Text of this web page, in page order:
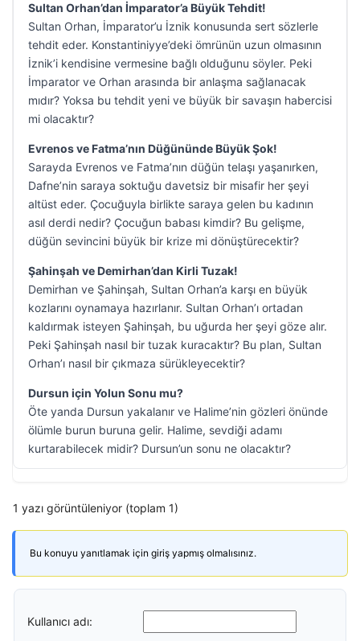
Sultan Orhan’dan İmparator’a Büyük Tehdit!
Sultan Orhan, İmparator’u İznik konusunda sert sözlerle
tehdit eder. Konstantiniyye’deki ömrünün uzun olmasının
İznik’i kendisine vermesine bağlı olduğunu söyler. Peki
İmparator ve Orhan arasında bir anlaşma sağlanacak
mıdır? Yoksa bu tehdit yeni ve büyük bir savaşın habercisi
mi olacaktır?
Evrenos ve Fatma’nın Düğününde Büyük Şok!
Sarayda Evrenos ve Fatma’nın düğün telaşı yaşanırken,
Dafne’nin saraya soktuğu davetsiz bir misafir her şeyi
altüst eder. Çocuğuyla birlikte saraya gelen bu kadının
asıl derdi nedir? Çocuğun babası kimdir? Bu gelişme,
düğün sevincini büyük bir krize mi dönüştürecektir?
Şahinşah ve Demirhan’dan Kirli Tuzak!
Demirhan ve Şahinşah, Sultan Orhan’a karşı en büyük
kozlarını oynamaya hazırlanır. Sultan Orhan’ı ortadan
kaldırmak isteyen Şahinşah, bu uğurda her şeyi göze alır.
Peki Şahinşah nasıl bir tuzak kuracaktır? Bu plan, Sultan
Orhan’ı nasıl bir çıkmaza sürükleyecektir?
Dursun için Yolun Sonu mu?
Öte yanda Dursun yakalanır ve Halime’nin gözleri önünde
ölümle burun buruna gelir. Halime, sevdiği adamı
kurtarabilecek midir? Dursun’un sonu ne olacaktır?
1 yazı görüntüleniyor (toplam 1)
Bu konuyu yanıtlamak için giriş yapmış olmalısınız.
Kullanıcı adı: